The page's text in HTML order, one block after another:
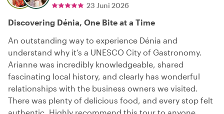
23 Juni 2026
Discovering Dénia, One Bite at a Time
An outstanding way to experience Dénia and
understand why it’s a UNESCO City of Gastronomy.
Arianne was incredibly knowledgeable, shared
fascinating local history, and clearly has wonderful
relationships with the business owners we visited.
There was plenty of delicious food, and every stop felt
authentic. Highly recommend this tour to anyone